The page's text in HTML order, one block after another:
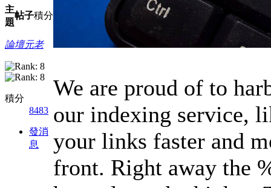
主
題
帖子積分
論壇元老
積分
8483
發消
息
We are proud of to
our indexing service,
your links faster and
front. Right away the